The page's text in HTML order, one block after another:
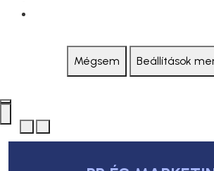
Mégsem Beállítások